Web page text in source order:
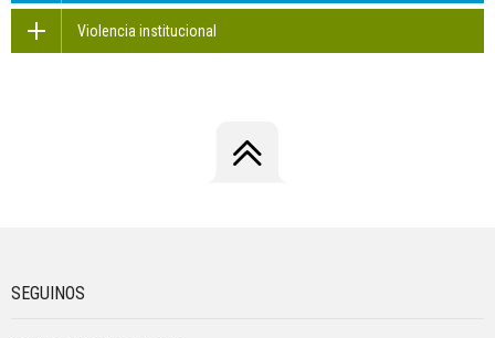
Violencia institucional
SEGUINOS